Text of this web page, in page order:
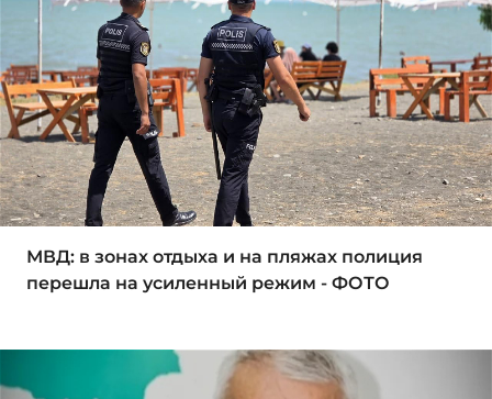
МВД: в зонах отдыха и на пляжах полиция
перешла на усиленный режим - ФОТО